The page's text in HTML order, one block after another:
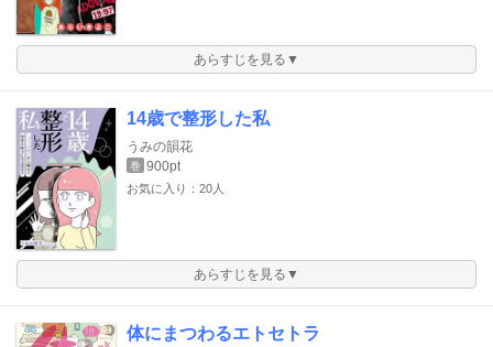
あらすじを見る▼
14歳で整形した私
うみの韻花
巻 900pt
お気に入り：20人
あらすじを見る▼
体にまつわるエトセトラ